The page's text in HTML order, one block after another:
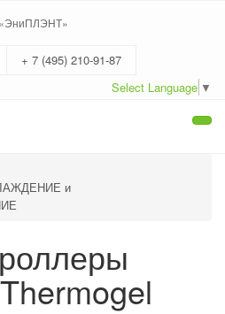
+ 7 (495) 210-91-87
Select Language ▼
и